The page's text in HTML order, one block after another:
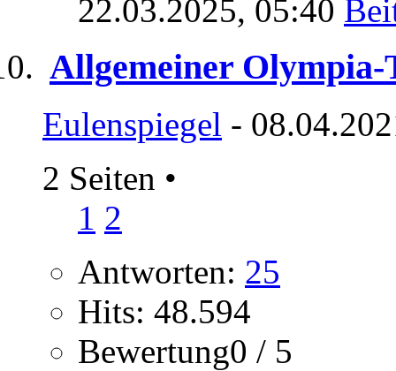
22.03.2025, 05:40
Allgemeiner Olympia-
Eulenspiegel -
2 Seiten •
1 2
Antworten: 25
Hits: 48.594
Bewertung0 / 5